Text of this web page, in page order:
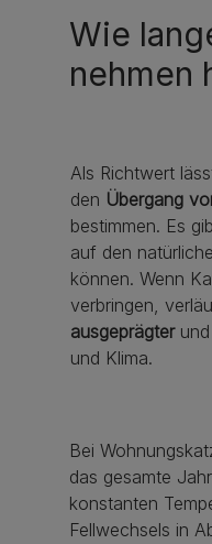
Wie
nehmen
Als Richtwert
den Übergang
bestimmen. Es
auf den
können. Wenn
verbringen,
ausgeprägterund
und Klima.
Bei
das gesamte
konstanten
Fellwechsels in